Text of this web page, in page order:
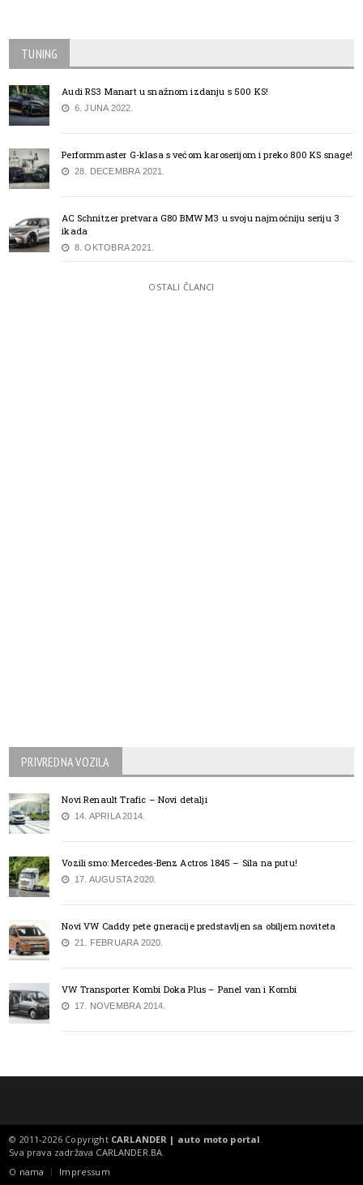
TUNING
Audi RS3 Manart u snažnom izdanju s 500 KS!
6. JUNA 2022.
Performmaster G-klasa s većom karoserijom i preko 800 KS snage!
28. DECEMBRA 2021.
AC Schnitzer pretvara G80 BMW M3 u svoju najmoćniju seriju 3
ikada
8. OKTOBRA 2021.
OSTALI ČLANCI
PRIVREDNA VOZILA
Novi Renault Trafic – Novi detalji
14. APRILA 2014.
Vozili smo: Mercedes-Benz Actros 1845 – Sila na putu!
17. AUGUSTA 2020.
Novi VW Caddy pete gneracije predstavljen sa obiljem noviteta
21. FEBRUARA 2020.
VW Transporter Kombi Doka Plus – Panel van i Kombi
17. NOVEMBRA 2014.
© 2011-2026 Copyright CARLANDER | auto moto portal.
Sva prava zadržava CARLANDER.BA.
O nama
Impressum